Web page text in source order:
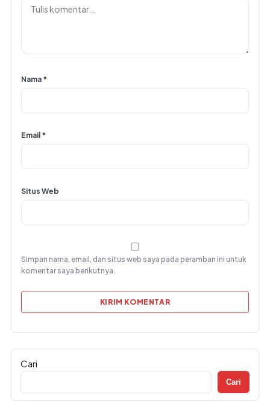
Nama *
Email *
Situs Web
Simpan nama, email, dan situs web saya pada peramban ini untuk
komentar saya berikutnya.
Cari
Cari